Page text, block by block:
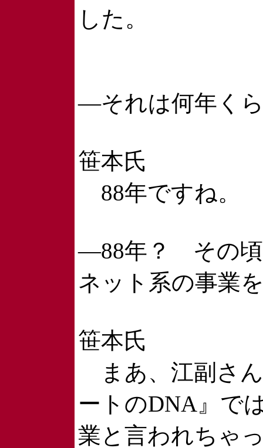
した。
―それは何年く
笹本氏
88年ですね。
―88年？ その頃
ネット系の事業
笹本氏
まあ、江副さ
ートのDNA』で
業と言われちゃ